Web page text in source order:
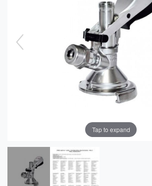
Tap to expand